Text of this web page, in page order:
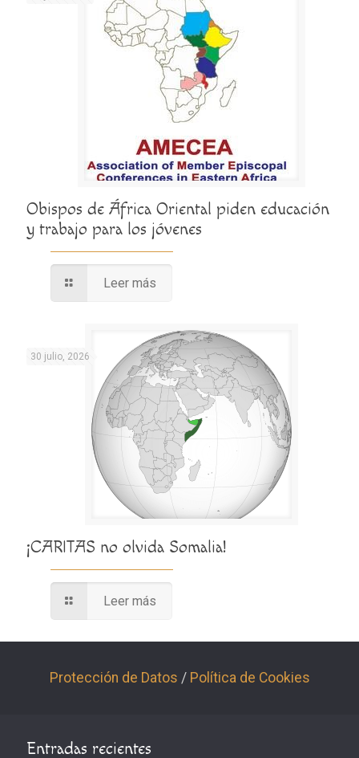
Obispos de África Oriental piden educación
y trabajo para los jóvenes
Leer más
30 julio, 2026
¡CARITAS no olvida Somalia!
Leer más
Protección de Datos / Política de Cookies
Entradas recientes